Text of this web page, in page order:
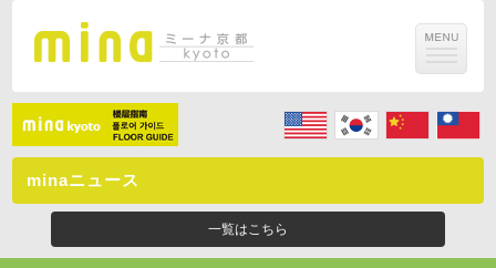
minaニュース
一覧はこちら